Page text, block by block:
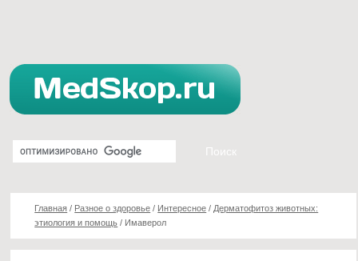
Главная / Разное о здоровье / Интересное / Дерматофитоз животных:
этиология и помощь / Имаверол